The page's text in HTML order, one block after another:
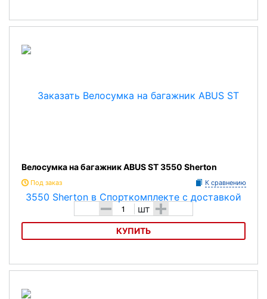
Велосумка на багажник ABUS ST 3500 KF Carroun
Велосумка на багажник ABUS ST 3550 Sherton
Под заказ К сравнению
- шт +
КУПИТЬ
Велосумка на багажник ABUS ST 3550 Sherton